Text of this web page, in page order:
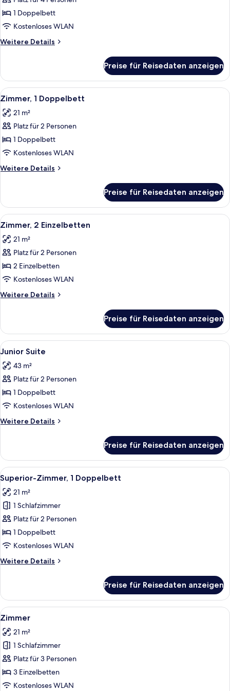
1
Doppelbett
1 Doppelbett
Kostenloses WLAN
Weitere Details
Weitere
Zimmer,
Doppelbett
Preise für Reisedaten anzeigen
Alle
Fotos
für
Zimmer,
1
Doppelbett
anzeigen
Ein modernes Hotelzimmer mit Bett,
4
Zimmer, 1 Doppelbett
21 m²
Platz für 2 Personen
1 Doppelbett
Kostenloses WLAN
Weitere Details
Weitere
1
Doppelbett
Preise für Reisedaten anzeigen
Alle
Fotos
für
Zimmer,
2 Einzelbetten
anzeigen
Ein Hotelzimmer mit zwei Betten,
6
Zimmer, 2 Einzelbetten
21 m²
Platz für 2 Personen
2 Einzelbetten
Kostenloses WLAN
Weitere Details
Weitere
2 Einzelbetten
Preise für Reisedaten anzeigen
Alle
Fotos
für
Junior
Suite
anzeigen
Junior Suite | Hochwertige
7
Junior Suite
43 m²
Platz für 2 Personen
1 Doppelbett
Kostenloses WLAN
Weitere Details
Weitere
Suite
Preise für Reisedaten anzeigen
Alle
Fotos
für
Superior-
Zimmer,
1
Doppelbett
Ein Hotelzimmer mit Bett,
8
Superior-Zimmer, 1 Doppelbett
21 m²
1 Schlafzimmer
Platz für 2 Personen
1 Doppelbett
Kostenloses WLAN
Weitere Details
Weitere
Zimmer,
Doppelbett
Preise für Reisedaten anzeigen
Alle
Fotos
für
Zimmer
anzeigen
Ein Hotelzimmer mit einem großen
5
Zimmer
21 m²
1 Schlafzimmer
Platz für 3 Personen
3 Einzelbetten
Kostenloses WLAN